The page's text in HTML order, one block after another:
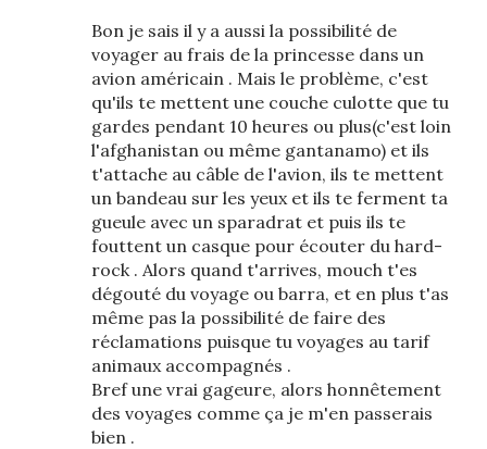
Bon je sais il y a aussi la possibilité de
voyager au frais de la princesse dans un
avion américain . Mais le problème, c'est
qu'ils te mettent une couche culotte que tu
gardes pendant 10 heures ou plus(c'est loin
l'afghanistan ou même gantanamo) et ils
t'attache au câble de l'avion, ils te mettent
un bandeau sur les yeux et ils te ferment ta
gueule avec un sparadrat et puis ils te
fouttent un casque pour écouter du hard-
rock . Alors quand t'arrives, mouch t'es
dégouté du voyage ou barra, et en plus t'as
même pas la possibilité de faire des
réclamations puisque tu voyages au tarif
animaux accompagnés .
Bref une vrai gageure, alors honnêtement
des voyages comme ça je m'en passerais
bien .